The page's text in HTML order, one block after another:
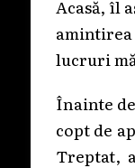
Acasă, îl
lucruri
Înainte
copt de
Treptat,